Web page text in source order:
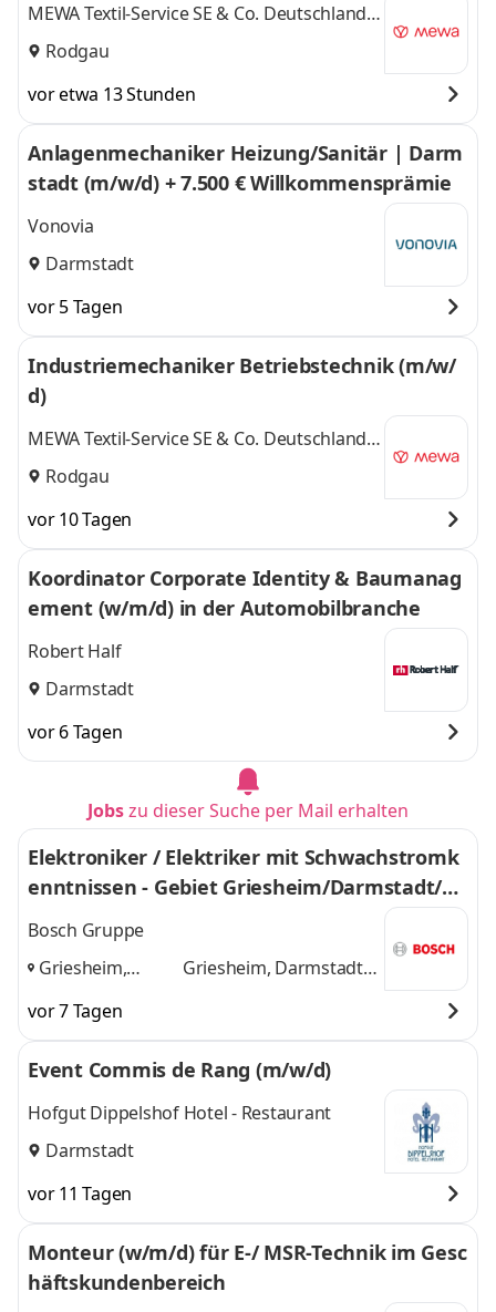
MEWA Textil-Service SE & Co. Deutschland
OHG, Standort Rodgau
Rodgau
vor etwa 13 Stunden
Anlagenmechaniker Heizung/Sanitär | Darm
stadt (m/w/d) + 7.500 € Willkommensprämie
Vonovia
Darmstadt
vor 5 Tagen
Industriemechaniker Betriebstechnik (m/w/
d)
MEWA Textil-Service SE & Co. Deutschland
OHG, Standort Rodgau
Rodgau
vor 10 Tagen
Koordinator Corporate Identity & Baumanag
ement (w/m/d) in der Automobilbranche
Robert Half
Darmstadt
vor 6 Tagen
Jobszu dieser Suche per Mail erhalten
Elektroniker / Elektriker mit Schwachstromk
enntnissen - Gebiet Griesheim/Darmstadt/Pf
ungstadt (w/m/div.)
Bosch Gruppe
Griesheim,
Pfungstadt
Griesheim, Darmstadt,
vor 7 Tagen
Event Commis de Rang (m/w/d)
Hofgut Dippelshof Hotel - Restaurant
Darmstadt
vor 11 Tagen
Monteur (w/m/d) für E-/ MSR-Technik im Gesc
häftskundenbereich